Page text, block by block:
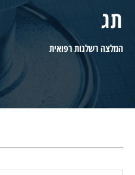
תג
המלצה רשלנות רפואית